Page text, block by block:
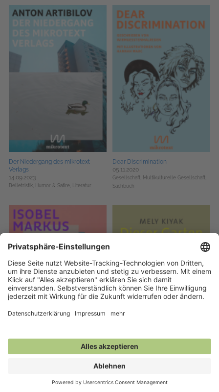
Der Niedergang des mikrotext
Verlags
14.09.2023
Belletristik, Humor & Satire, Literatur
Dear Discrimination
05.11.2020
Gesellschaft,
Multikulturelle Gesellschaft,
Sachbuch
08.03.2024